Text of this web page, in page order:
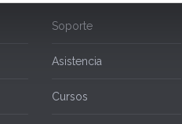
Soporte
Asistencia
Cursos